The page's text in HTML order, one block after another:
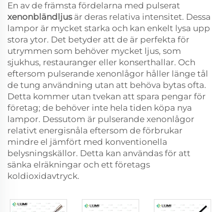
En av de främsta fördelarna med pulserat
xenonbländljus är deras relativa intensitet. Dessa
lampor är mycket starka och kan enkelt lysa upp
stora ytor. Det betyder att de är perfekta för
utrymmen som behöver mycket ljus, som
sjukhus, restauranger eller konserthallar. Och
eftersom pulserande xenonlågor håller länge tål
de tung användning utan att behöva bytas ofta.
Detta kommer utan tvekan att spara pengar för
företag; de behöver inte hela tiden köpa nya
lampor. Dessutom är pulserande xenonlågor
relativt energisnåla eftersom de förbrukar
mindre el jämfört med konventionella
belysningskällor. Detta kan användas för att
sänka elräkningar och ett företags
koldioxidavtryck.